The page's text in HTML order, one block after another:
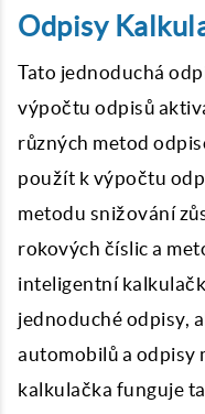
Odpisy
Tato jednoduchá
výpočtu odpisů
různých metod
použít k výpočtu
metodu snižování
rokových číslic a
inteligentní
jednoduché odpisy,
automobilů a odpisy
kalkulačka funguje